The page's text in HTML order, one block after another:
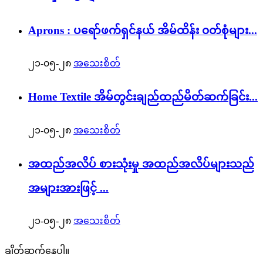
Aprons : ပရော်ဖက်ရှင်နယ် အိမ်ထိန်း ၀တ်စုံများ...
၂၁-၀၅-၂၈ အသေးစိတ်
Home Textile အိမ်တွင်းချည်ထည်မိတ်ဆက်ခြင်း...
၂၁-၀၅-၂၈ အသေးစိတ်
အထည်အလိပ် စားသုံးမှု အထည်အလိပ်များသည်
အများအားဖြင့် ...
၂၁-၀၅-၂၈ အသေးစိတ်
ချိတ်ဆက်နေပါ။